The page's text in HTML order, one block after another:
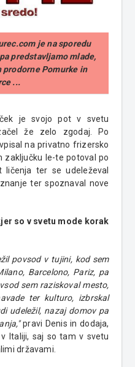
je na sporedu
predstavljamo mlade,
Pomurke in
...
je svojo pot v svetu
že zelo zgodaj. Po
na privatno frizersko
zaključku le-te potoval po
ter se udeleževal
ter spoznaval nove
so v svetu mode korak
povsod v tujini, kod sem
Barcelono, Pariz, pa
sem raziskoval mesto,
ter kulturo, izbrskal
udeležil, nazaj domov pa
pravi Denis in dodaja,
Italiji, saj so tam v svetu
državami.